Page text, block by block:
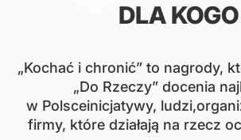
DLA KOGO
„Kochać i chronić” to nagrody,
„Do Rzeczy” docenia
w Polsceinicjatywy,
firmy, które działają na rzecz